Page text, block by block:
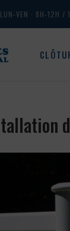
LUN-VEN · 8H-12H /